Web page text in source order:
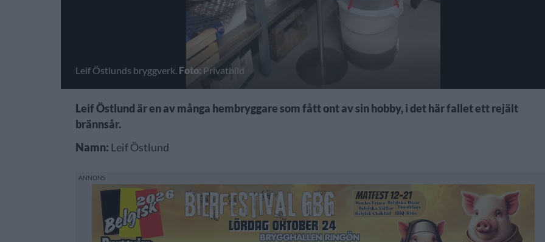
Leif Östlunds bryggverk. Foto: Privatbild
Leif Östlund är en av många hembryggare som fått ont av sin hobby, i det här fallet ett rejält
brännsår.
Namn: Leif Östlund